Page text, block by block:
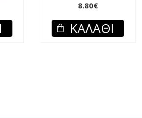
8.80€
ΚΑΛΆΘΙ